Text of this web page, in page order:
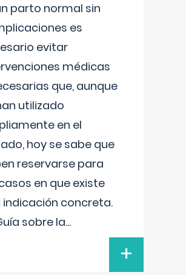
parto normal sin
es
evitar
médicas
que, aunque
utilizado
en el
hoy se sabe que
reservarse para
en que existe
indicación concreta.
sobre la...
+